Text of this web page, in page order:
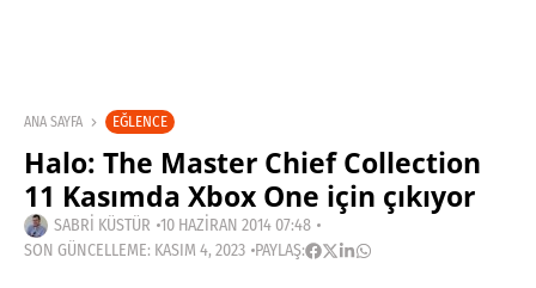
ANA SAYFA EĞLENCE
Halo: The Master Chief Collection
11 Kasımda Xbox One için çıkıyor
SABRI KÜSTÜR 10 HAZIRAN 2014 07:48
SON GÜNCELLEME: KASIM 4, 2023 PAYLAŞ: